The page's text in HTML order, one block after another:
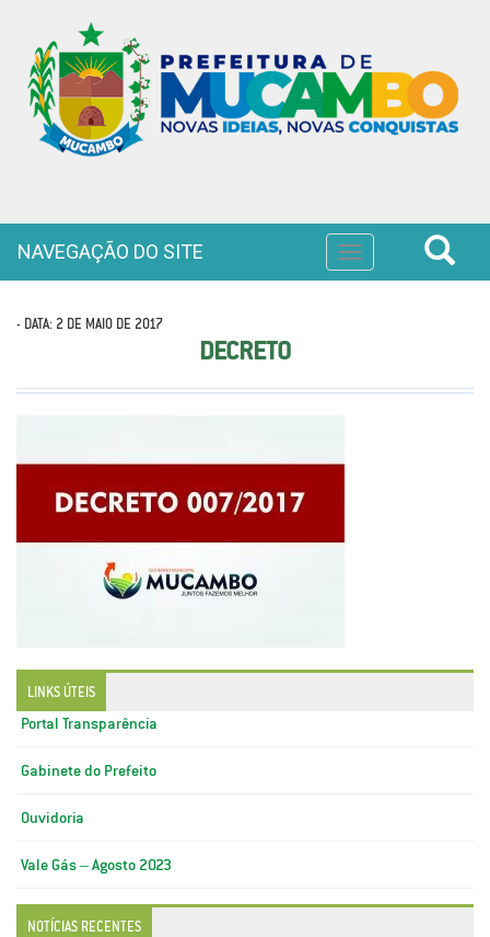
Toggle
navigation
NAVEGAÇÃO DO SITE
- DATA: 2 DE MAIO DE 2017
DECRETO
LINKS ÚTEIS
Portal Transparência
Gabinete do Prefeito
Ouvidoria
Vale Gás – Agosto 2023
NOTÍCIAS RECENTES